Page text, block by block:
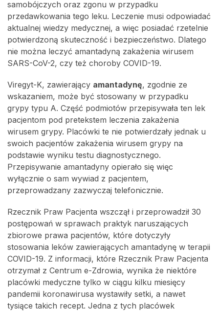
samobójczych oraz zgonu w przypadku
przedawkowania tego leku. Leczenie musi odpowiadać
aktualnej wiedzy medycznej, a więc posiadać rzetelnie
potwierdzoną skuteczność i bezpieczeństwo. Dlatego
nie można leczyć amantadyną zakażenia wirusem
SARS-CoV-2, czy też choroby COVID-19.
Viregyt-K, zawierający amantadynę, zgodnie ze
wskazaniem, może być stosowany w przypadku
grypy typu A. Część podmiotów przepisywała ten lek
pacjentom pod pretekstem leczenia zakażenia
wirusem grypy. Placówki te nie potwierdzały jednak u
swoich pacjentów zakażenia wirusem grypy na
podstawie wyniku testu diagnostycznego.
Przepisywanie amantadyny opierało się więc
wyłącznie o sam wywiad z pacjentem,
przeprowadzany zazwyczaj telefonicznie.
Rzecznik Praw Pacjenta wszczął i przeprowadził 30
postępowań w sprawach praktyk naruszających
zbiorowe prawa pacjentów, które dotyczyły
stosowania leków zawierających amantadynę w terapii
COVID-19. Z informacji, które Rzecznik Praw Pacjenta
otrzymał z Centrum e-Zdrowia, wynika że niektóre
placówki medyczne tylko w ciągu kilku miesięcy
pandemii koronawirusa wystawiły setki, a nawet
tysiące takich recept. Jedna z tych placówek